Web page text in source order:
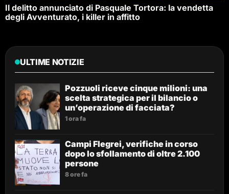
Il delitto annunciato di Pasquale Tortora: la vendetta
degli Avventurato, i killer in affitto
ULTIME NOTIZIE
Pozzuoli riceve cinque milioni: una
scelta strategica per il bilancio o
un’operazione di facciata?
1 ora fa
Campi Flegrei, verifiche in corso
dopo lo sfollamento di oltre 2.100
persone
8 ore fa